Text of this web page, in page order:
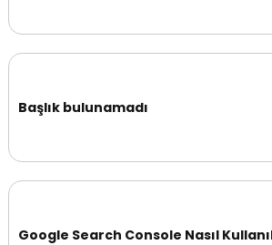
Başlık bulunamadı
Google Search Console Nasıl